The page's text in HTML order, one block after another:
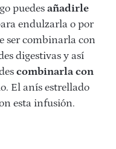
puedesañadirle
endulzarla o por
ser combinarla con
digestivas y así
combinarla con
El anís estrellado
esta infusión.